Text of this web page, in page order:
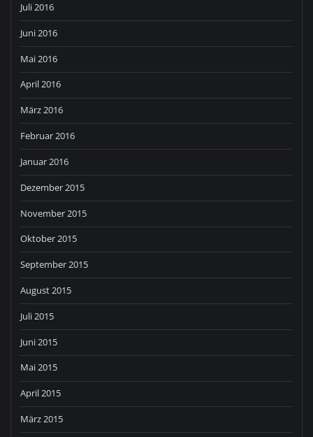
Juli 2016
Juni 2016
Mai 2016
April 2016
März 2016
Februar 2016
Januar 2016
Dezember 2015
November 2015
Oktober 2015
September 2015
August 2015
Juli 2015
Juni 2015
Mai 2015
April 2015
März 2015